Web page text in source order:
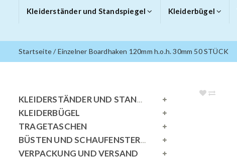
Kleiderständer und Standspiegel Kleiderbügel
Startseite/Einzelner Boardhaken 120mm h.o.h. 30mm 50 STÜCK
KLEIDERSTÄNDER UND STANDSPIEGEL
KLEIDERBÜGEL
TRAGETASCHEN
BÜSTEN UND SCHAUFENSTERPUPPEN
VERPACKUNG UND VERSAND